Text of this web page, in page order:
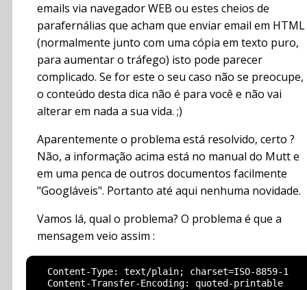
emails via navegador WEB ou estes cheios de
parafernálias que acham que enviar email em HTML
(normalmente junto com uma cópia em texto puro,
para aumentar o tráfego) isto pode parecer
complicado. Se for este o seu caso não se preocupe,
o conteúdo desta dica não é para você e não vai
alterar em nada a sua vida. ;)
Aparentemente o problema está resolvido, certo ?
Não, a informação acima está no manual do Mutt e
em uma penca de outros documentos facilmente
"Googláveis". Portanto até aqui nenhuma novidade.
Vamos lá, qual o problema? O problema é que a
mensagem veio assim :
  Content-Type: text/plain; charset=ISO-8859-1
  Content-Transfer-Encoding: quoted-printable